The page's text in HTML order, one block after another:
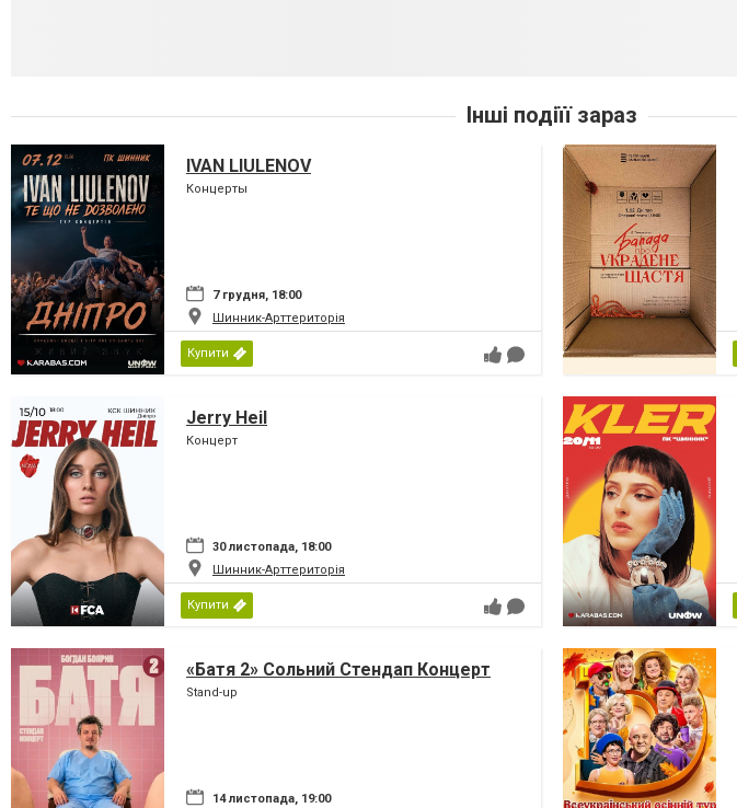
Інші подіїї зараз
IVAN LIULENOV
Концерты
7 грудня, 18:00
Шинник-Арттериторія
Купити
Jerry Heil
Концерт
30 листопада, 18:00
Шинник-Арттериторія
Купити
«Батя 2» Сольний Стендап Концерт
Stand-up
14 листопада, 19:00